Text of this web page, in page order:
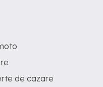
de cazare